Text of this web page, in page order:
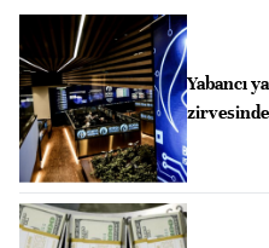
Yabancı
zirvesinde